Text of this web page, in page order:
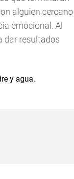
alguien cercano
emocional. Al
dar resultados